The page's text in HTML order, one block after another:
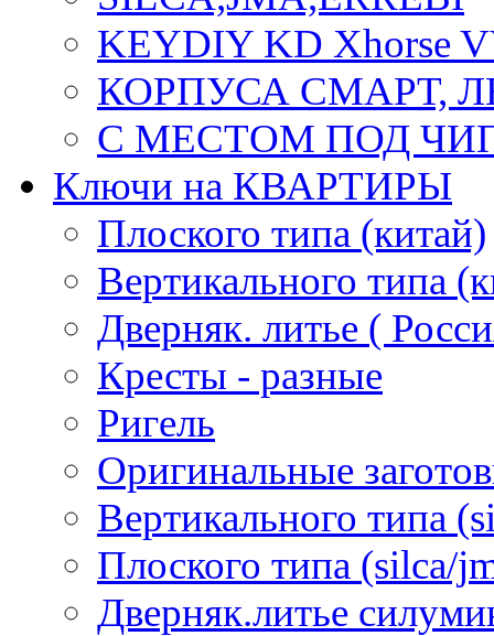
KEYDIY KD Xhorse
КОРПУСА СМАРТ,
С МЕСТОМ ПОД
Ключи на КВАРТИРЫ
Плоского типа (китай)
Вертикального типа
Дверняк. литье (
Кресты - разные
Ригель
Оригинальные
Вертикального типа
Плоского типа (silca/
Дверняк.литье